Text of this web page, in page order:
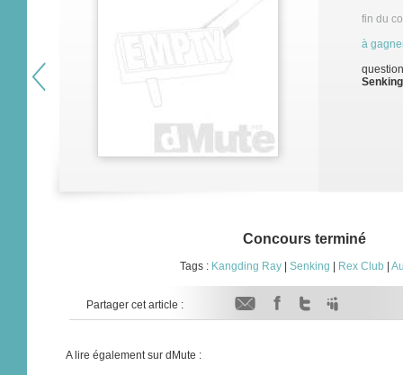
fin du
à
Senking
Concours terminé
Tags : Kangding Ray| Senking Rex Club|
Partager cet article :
A lire également sur dMute :